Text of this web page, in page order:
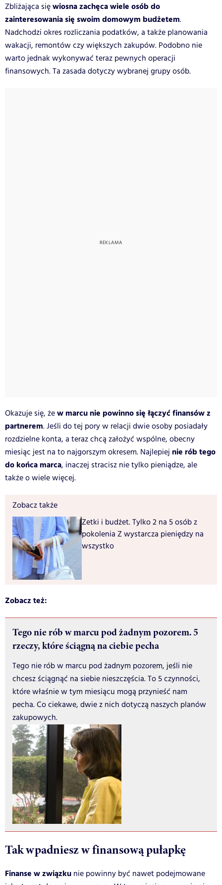
Zbliżająca sięwiosna zachęca wiele osób do
zainteresowania się swoim domowym budżetem.
Nadchodzi okres rozliczania podatków, a także planowania
wakacji, remontów czy większych zakupów. Podobno nie
warto jednak wykonywać teraz pewnych operacji
finansowych. Ta zasada dotyczy wybranej grupy osób.
Okazuje się, żew marcu nie powinno się łączyć finansów z
partnerem. Jeśli do tej pory w relacji dwie osoby posiadały
rozdzielne konta, a teraz chcą założyć wspólne, obecny
miesiąc jest na to najgorszym okresem. Najlepiej nie rób tego
do końca marca, inaczej stracisz nie tylko pieniądze, ale
także o wiele więcej.
Zobacz także
Zetki i budżet. Tylko 2 na 5 osób z
pokolenia Z wystarcza pieniędzy na
wszystko
Zobacz też:
Tego nie rób w marcu pod żadnym pozorem. 5
rzeczy, które ściągną na ciebie pecha
Tego nie rób w marcu pod żadnym pozorem, jeśli nie
chcesz ściągnąć na siebie nieszczęścia. To 5 czynności,
które właśnie w tym miesiącu mogą przynieść nam
pecha. Co ciekawe, dwie z nich dotyczą naszych planów
zakupowych.
Tak wpadniesz w finansową pułapkę
Finanse w związku nie powinny być nawet podejmowane